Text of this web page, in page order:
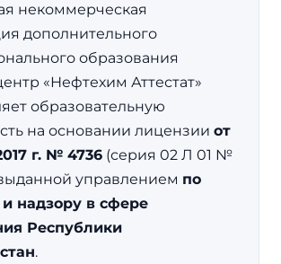
некоммерческая
дополнительного
образования
«Нефтехим Аттестат»
образовательную
на основании лицензии от
г. № 4736 (серия 02 Л 01 №
управлением по
надзору в сфере
Республики
.